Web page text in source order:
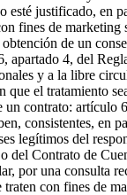
esté justificado,
fines de
de un
apartado 4, del
y a la libre
que el
contrato:
consistentes,
legítimos del
Contrato de
por una
con fines de